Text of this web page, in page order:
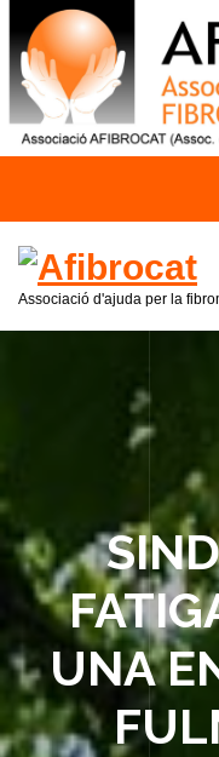
o
n
Associació d'ajuda per la
UNA